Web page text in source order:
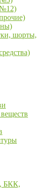
№12)
шорты,
БКК,